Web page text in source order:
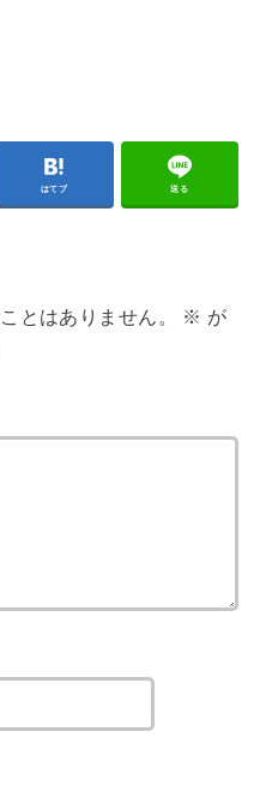
はてブ 送る
とはありません。 ※ が